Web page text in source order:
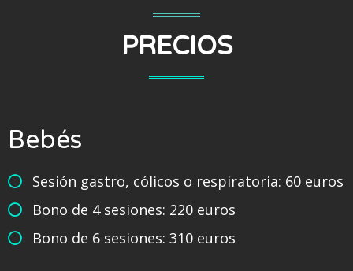
PRECIOS
Bebés
Sesión gastro, cólicos o respiratoria: 60 euros
Bono de 4 sesiones: 220 euros
Bono de 6 sesiones: 310 euros